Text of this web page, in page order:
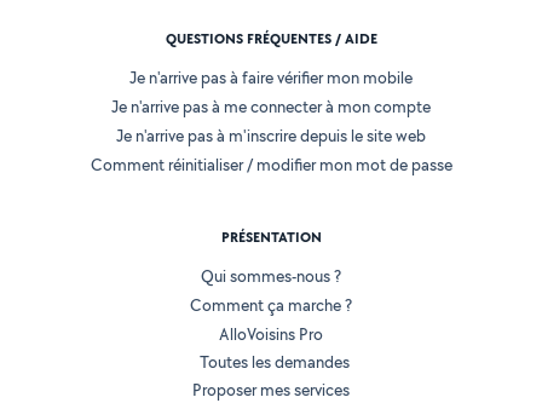
QUESTIONS FRÉQUENTES / AIDE
Je n'arrive pas à faire vérifier mon mobile
Je n'arrive pas à me connecter à mon compte
Je n'arrive pas à m'inscrire depuis le site web
Comment réinitialiser / modifier mon mot de passe
PRÉSENTATION
Qui sommes-nous ?
Comment ça marche ?
AlloVoisins Pro
Toutes les demandes
Proposer mes services